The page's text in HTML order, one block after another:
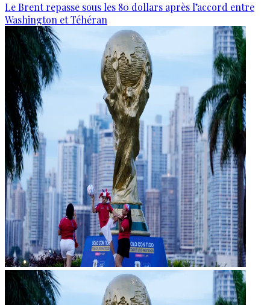
Le Brent repasse sous les 80 dollars après l’accord entre
Washington et Téhéran